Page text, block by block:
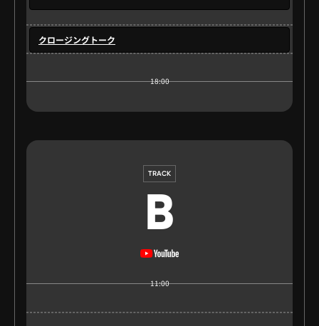
クロージングトーク
18:00
TRACK
B
11:00